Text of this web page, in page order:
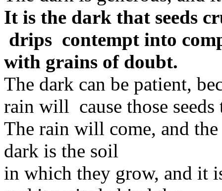
It is the dark that seeds
drips contempt into
with grains of doubt.
The dark can be patient,
rain will cause those seeds
The rain will come, and
dark is the soil
in which they grow, and it